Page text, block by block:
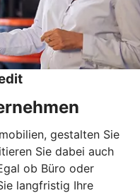
gestalten Sie
Sie dabei auch
ob Büro oder
langfristig Ihre